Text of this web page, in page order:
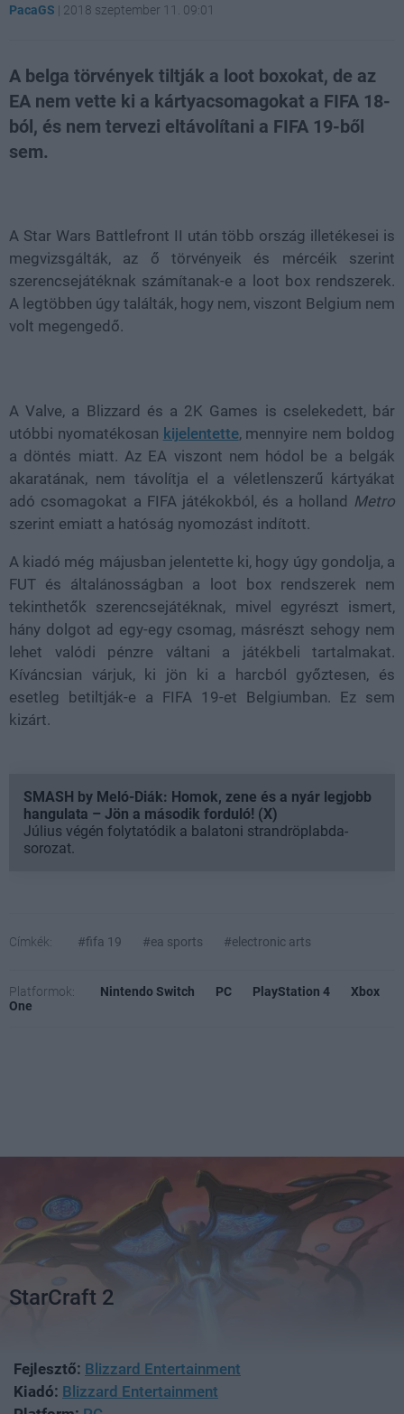
PacaGS | 2018 szeptember 11. 09:01
A belga törvények tiltják a loot boxokat, de az
EA nem vette ki a kártyacsomagokat a FIFA 18-
ból, és nem tervezi eltávolítani a FIFA 19-ből
sem.
A Star Wars Battlefront II után több ország illetékesei is
megvizsgálták, az ő törvényeik és mércéik szerint
szerencsejátéknak számítanak-e a loot box rendszerek.
A legtöbben úgy találták, hogy nem, viszont Belgium nem
volt megengedő.
A Valve, a Blizzard és a 2K Games is cselekedett, bár
utóbbi nyomatékosan kijelentette, mennyire nem boldog
a döntés miatt. Az EA viszont nem hódol be a belgák
akaratának, nem távolítja el a véletlenszerű kártyákat
adó csomagokat a FIFA játékokból, és a holland Metro
szerint emiatt a hatóság nyomozást indított.
A kiadó még májusban jelentette ki, hogy úgy gondolja, a
FUT és általánosságban a loot box rendszerek nem
tekinthetők szerencsejátéknak, mivel egyrészt ismert,
hány dolgot ad egy-egy csomag, másrészt sehogy nem
lehet valódi pénzre váltani a játékbeli tartalmakat.
Kíváncsian várjuk, ki jön ki a harcból győztesen, és
esetleg betiltják-e a FIFA 19-et Belgiumban. Ez sem
kizárt.
SMASH by Meló-Diák: Homok, zene és a nyár legjobb
hangulata – Jön a második forduló! (X)
Július végén folytatódik a balatoni strandröplabda-
sorozat.
Címkék: #fifa 19 #ea sports #electronic arts
Platformok: Nintendo Switch PC PlayStation 4
Xbox
One
StarCraft 2
Fejlesztő: Blizzard Entertainment
Kiadó: Blizzard Entertainment